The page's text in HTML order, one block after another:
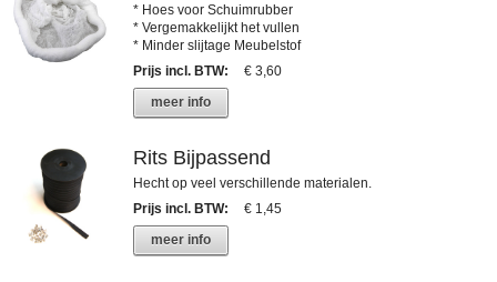
* Hoes voor Schuimrubber
* Vergemakkelijkt het vullen
* Minder slijtage Meubelstof
Prijs incl. BTW:
€ 3,60
meer info
Rits Bijpassend
Hecht op veel verschillende materialen.
Prijs incl. BTW:
€ 1,45
meer info